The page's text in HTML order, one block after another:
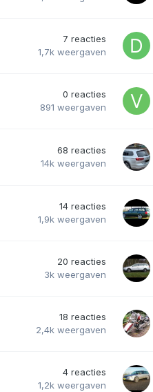
7 reacties
1,7k weergaven
0 reacties
891 weergaven
68 reacties
14k weergaven
14 reacties
1,9k weergaven
20 reacties
3k weergaven
18 reacties
2,4k weergaven
4 reacties
1,2k weergaven